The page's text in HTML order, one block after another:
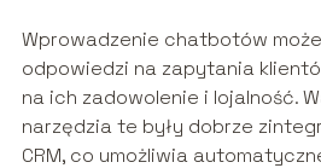
Wprowadzenie chatbotów
odpowiedzi na zapytania
na ich zadowolenie i lojalność.
narzędzia te były dobrze
CRM, co umożliwia